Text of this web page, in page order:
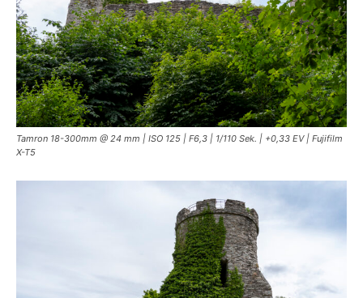
Tamron 18-300mm @ 24 mm | ISO 125 | F6,3 | 1/110 Sek. | +0,33 EV | Fujifilm
X-T5